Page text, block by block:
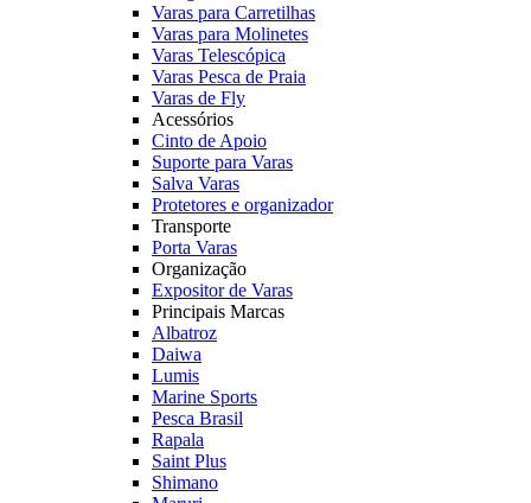
Varas para Carretilhas
Varas para Molinetes
Varas Telescópica
Varas Pesca de Praia
Varas de Fly
Acessórios
Cinto de Apoio
Suporte para Varas
Salva Varas
Protetores e organizador
Transporte
Porta Varas
Organização
Expositor de Varas
Principais Marcas
Albatroz
Daiwa
Lumis
Marine Sports
Pesca Brasil
Rapala
Saint Plus
Shimano